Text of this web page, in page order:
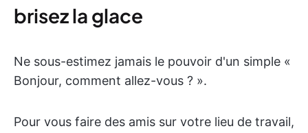
brisez la glace
Ne sous-estimez jamais le pouvoir d'un simple «
Bonjour, comment allez-vous ? ».
Pour vous faire des amis sur votre lieu de travail,